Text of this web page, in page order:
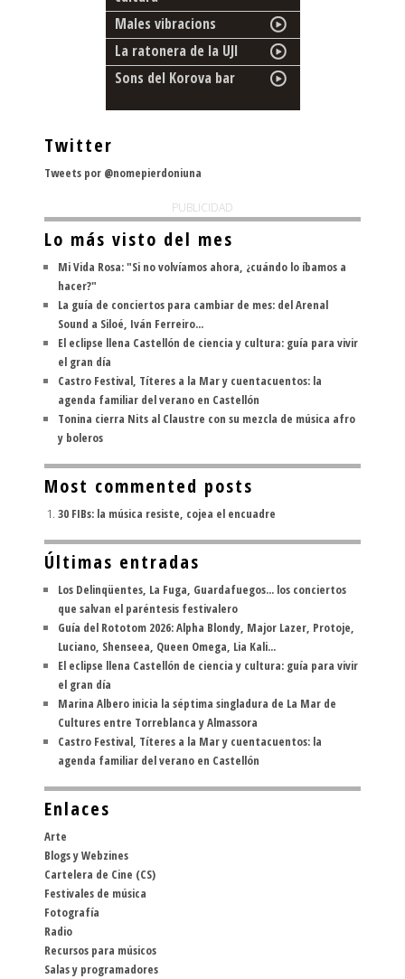
Males vibracions
La ratonera de la UJI
Sons del Korova bar
Twitter
Tweets por @nomepierdoniuna
PUBLICIDAD
Lo más visto del mes
Mi Vida Rosa: "Si no volvíamos ahora, ¿cuándo lo íbamos a
hacer?"
La guía de conciertos para cambiar de mes: del Arenal
Sound a Siloé, Iván Ferreiro...
El eclipse llena Castellón de ciencia y cultura: guía para vivir
el gran día
Castro Festival, Títeres a la Mar y cuentacuentos: la
agenda familiar del verano en Castellón
Tonina cierra Nits al Claustre con su mezcla de música afro
y boleros
Most commented posts
30 FIBs: la música resiste, cojea el encuadre
Últimas entradas
Los Delinqüentes, La Fuga, Guardafuegos... los conciertos
que salvan el paréntesis festivalero
Guía del Rototom 2026: Alpha Blondy, Major Lazer, Protoje,
Luciano, Shenseea, Queen Omega, Lia Kali...
El eclipse llena Castellón de ciencia y cultura: guía para vivir
el gran día
Marina Albero inicia la séptima singladura de La Mar de
Cultures entre Torreblanca y Almassora
Castro Festival, Títeres a la Mar y cuentacuentos: la
agenda familiar del verano en Castellón
Enlaces
Arte
Blogs y Webzines
Cartelera de Cine (CS)
Festivales de música
Fotografía
Radio
Recursos para músicos
Salas y programadores